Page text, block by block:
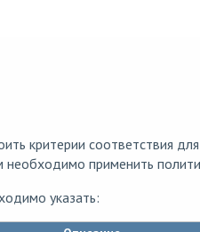
критерии соответствия для
необходимо применить
указать: